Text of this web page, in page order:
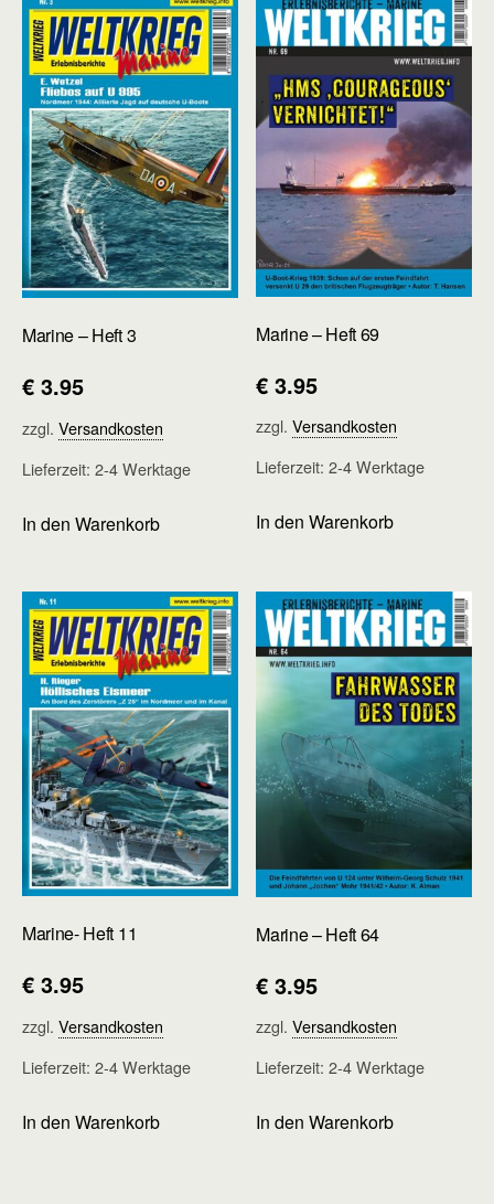
Marine – Heft 3
€ 3.95
zzgl. Versandkosten
Lieferzeit: 2-4 Werktage
In den Warenkorb
Marine – Heft 69
€ 3.95
zzgl.Versandkosten
Lieferzeit:2-4 Werktage
In den Warenkorb
Marine- Heft 11
€ 3.95
zzgl. Versandkosten
Lieferzeit: 2-4 Werktage
In den Warenkorb
Marine – Heft 64
€ 3.95
zzgl.Versandkosten
Lieferzeit:2-4 Werktage
In den Warenkorb